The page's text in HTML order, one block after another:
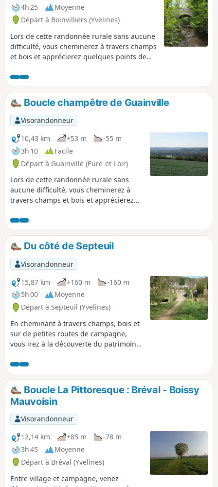
4h 25
Moyenne
Départ à Boinvilliers (Yvelines)
Lors de cette randonnée rurale sans aucune
difficulté, vous cheminerez à travers champs
et bois et apprécierez quelques points de
curiosités patrimoniales. Calme et
tranquillité seront au rendez-vous !
Boucle champêtre de Guainville
Visorandonneur
10,43 km
+53 m
-55 m
3h 10
Facile
Départ à Guainville (Eure-et-Loir)
Lors de cette randonnée rurale sans
aucune difficulté, vous cheminerez à
travers champs et bois et apprécierez
Calme et tranquillité seront au rendez-
vous !
Du côté de Septeuil
Visorandonneur
15,87 km
+160 m
-160 m
5h 00
Moyenne
Départ à Septeuil (Yvelines)
En cheminant à travers champs, bois et
sur de petites routes de campagne,
vous irez à la découverte du patrimoine
Boucle La Pittoresque : Bréval - Boissy
Mauvoisin
Visorandonneur
12,14 km
+85 m
-78 m
3h 45
Moyenne
Départ à Bréval (Yvelines)
Entre village et campagne, venez